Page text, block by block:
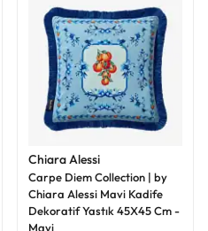
Chiara Alessi
Carpe Diem Collection | by
Chiara Alessi Mavi Kadife
Dekoratif Yastık 45X45 Cm -
Mavi